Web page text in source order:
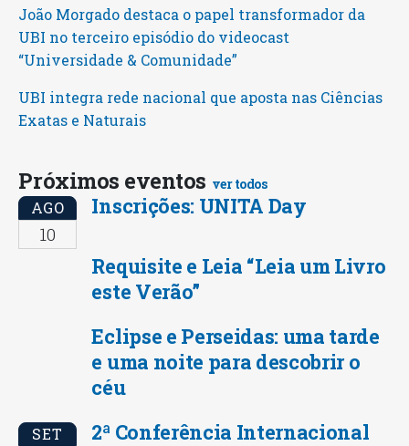
João Morgado destaca o papel transformador da
UBI no terceiro episódio do videocast
“Universidade & Comunidade”
UBI integra rede nacional que aposta nas Ciências
Exatas e Naturais
Próximos eventos ver todos
AGO
10
Inscrições: UNITA Day
Requisite e Leia “Leia um Livro
este Verão”
Eclipse e Perseidas: uma tarde
e uma noite para descobrir o
céu
SET
2ª Conferência Internacional